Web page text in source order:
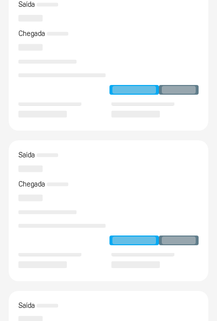
Saída
Chegada
Saída
Chegada
Saída